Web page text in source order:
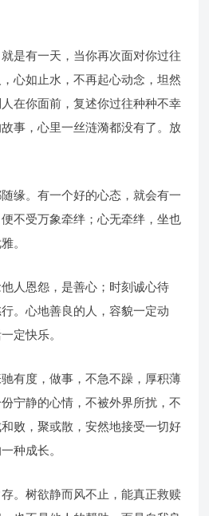
是有一天，当你再次面对你过往
心如止水，不再起心动念，坦然
在你面前，复述你过往种种不幸
事，心里一丝涟漪都没有了。放
缘。有一个好的心态，就会有一
不受万象牵绊；心无牵绊，坐也
。
人恩怨，是善心；时刻诚心待
。心地善良的人，容貌一定动
定快乐。
有度，做事，不急不躁，厚积薄
宁静的心情，不被外界所扰，不
败，聚或散，安然地接受一切好
种成长。
。树欲静而风不止，能真正救赎